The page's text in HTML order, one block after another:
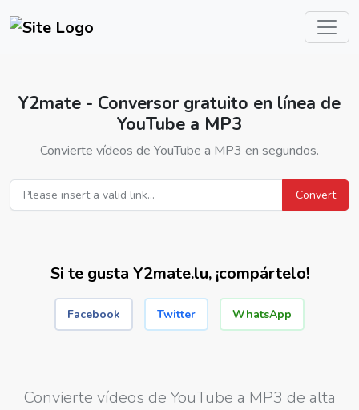
Y2mate - Conversor gratuito en línea de
YouTube a MP3
Convierte vídeos de YouTube a MP3 en segundos.
Convert
Si te gusta Y2mate.lu, ¡compártelo!
Facebook Twitter WhatsApp
Convierte vídeos de YouTube a MP3 de alta